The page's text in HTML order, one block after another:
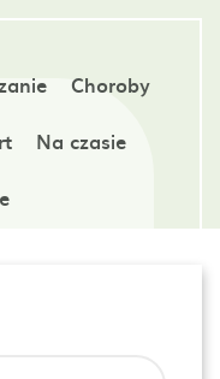
Choroby
Na czasie